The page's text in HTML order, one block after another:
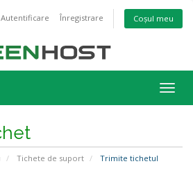
Autentificare Înregistrare Coșul meu
Tichete de suport Trimite tichetul